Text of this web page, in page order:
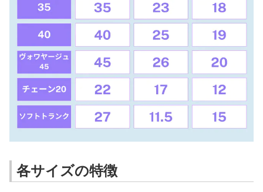
各サイズの特徴